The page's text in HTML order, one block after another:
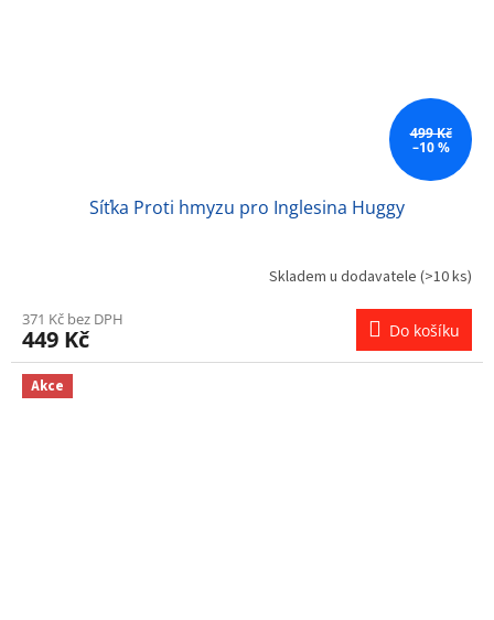
499 Kč
–10 %
Síťka Proti hmyzu pro Inglesina Huggy
Skladem u dodavatele (>10 ks)
371 Kč bez DPH
449 Kč Do košíku
Akce